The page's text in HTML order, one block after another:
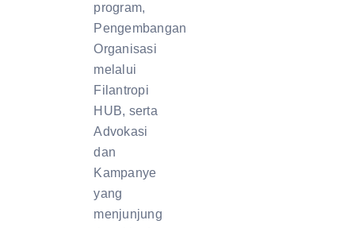
program,
Pengembangan
Organisasi
melalui
Filantropi
HUB, serta
Advokasi
dan
Kampanye
yang
menjunjung